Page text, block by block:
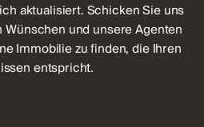
aktualisiert. Schicken Sie uns
und unsere Agenten
Immobilie zu finden, die Ihren
entspricht.